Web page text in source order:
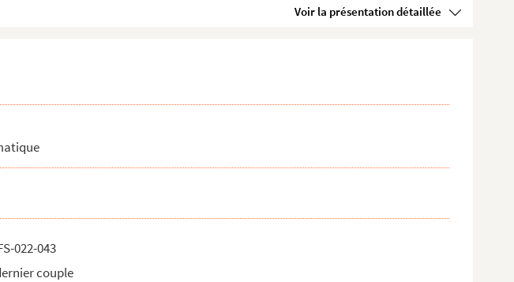
Voir la présentation détaillée
022-043
couple